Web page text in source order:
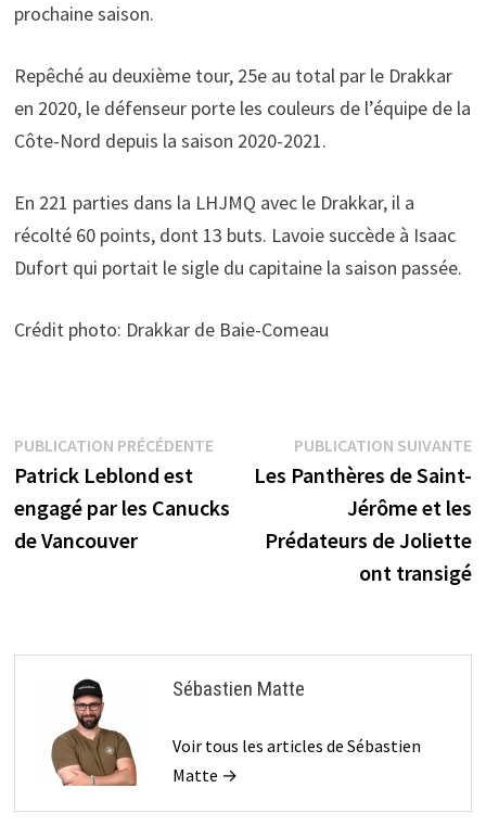
prochaine saison.
Repêché au deuxième tour, 25e au total par le Drakkar
en 2020, le défenseur porte les couleurs de l’équipe de la
Côte-Nord depuis la saison 2020-2021.
En 221 parties dans la LHJMQ avec le Drakkar, il a
récolté 60 points, dont 13 buts. Lavoie succède à Isaac
Dufort qui portait le sigle du capitaine la saison passée.
Crédit photo: Drakkar de Baie-Comeau
Navigation
de
l’article
PUBLICATION PRÉCÉDENTEPublication
précédente :
Patrick Leblond est
engagé par les Canucks
de Vancouver
PUBLICATION SUIVANTE
Les Panthères de Saint-
Jérôme et les
Prédateurs de Joliette
ont transigé
Sébastien Matte
Voir tous les articles de Sébastien
Matte →